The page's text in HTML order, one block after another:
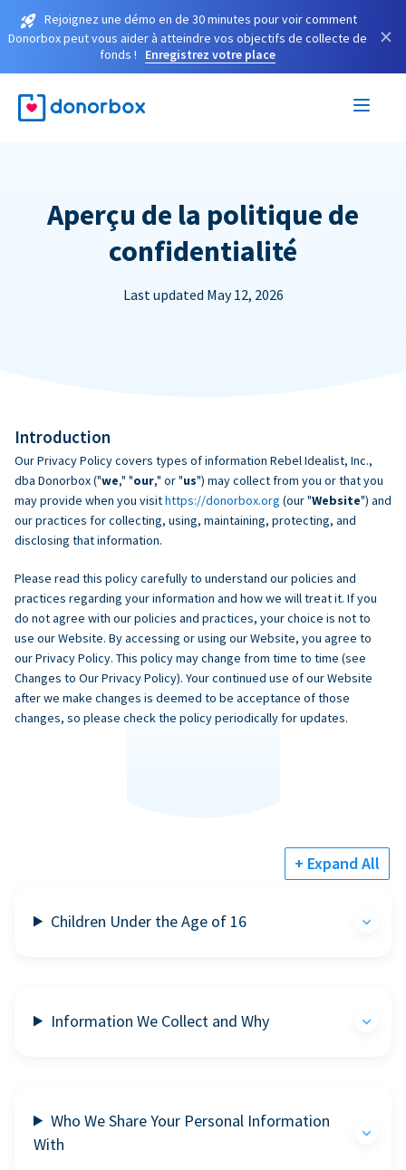
Rejoignez une démo en de 30 minutes pour voir comment
Donorbox peut vous aider à atteindre vos objectifs de collecte de
fonds !
Enregistrez votre place
×
Aperçu de la politique de
confidentialité
Last updated May 12, 2026
Introduction
Our Privacy Policy covers types of information Rebel Idealist, Inc.,
dba Donorbox ("we," "our," or "us") may collect from you or that you
may provide when you visithttps://donorbox.org (our "Website") and
our practices for collecting, using, maintaining, protecting, and
disclosing that information.
Please read this policy carefully to understand our policies and
practices regarding your information and how we will treat it. If you
do not agree with our policies and practices, your choice is not to
use our Website. By accessing or using our Website, you agree to
our Privacy Policy. This policy may change from time to time (see
Changes to Our Privacy Policy). Your continued use of our Website
after we make changes is deemed to be acceptance of those
changes, so please check the policy periodically for updates.
+ Expand All
Children Under the Age of 16
Information We Collect and Why
Who We Share Your Personal Information
With